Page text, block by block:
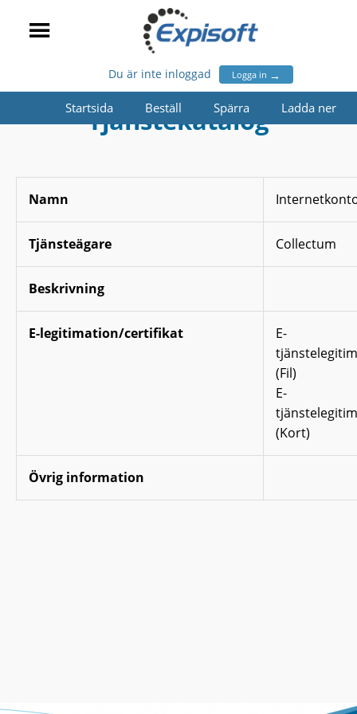
Du är inte inloggad Logga in →
Startsida Beställ Spärra Ladda ner
Tjänstekatalog
Namn
Tjänsteägare Collectum
Beskrivning
E-legitimation/certifikat
E-
(Fil)
E-
(Kort)
Övrig information